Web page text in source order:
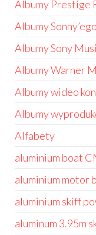
Albumy Prestige
Albumy
Albumy Sony
Albumy Warner
Albumy wideo
Albumy
Alfabety
aluminium boat
aluminium motor
aluminium skiff
aluminum 3.95m